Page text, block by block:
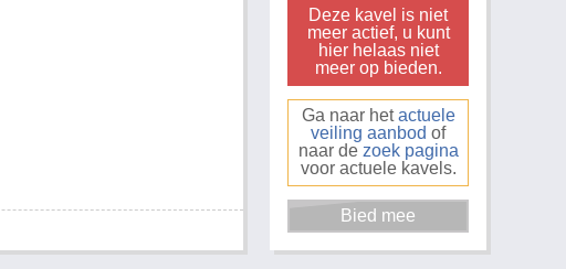
Deze kavel is niet
meer actief, u kunt
hier helaas niet
meer op bieden.
Ga naar hetactuele
veiling aanbod of
naar de zoek pagina
voor actuele kavels.